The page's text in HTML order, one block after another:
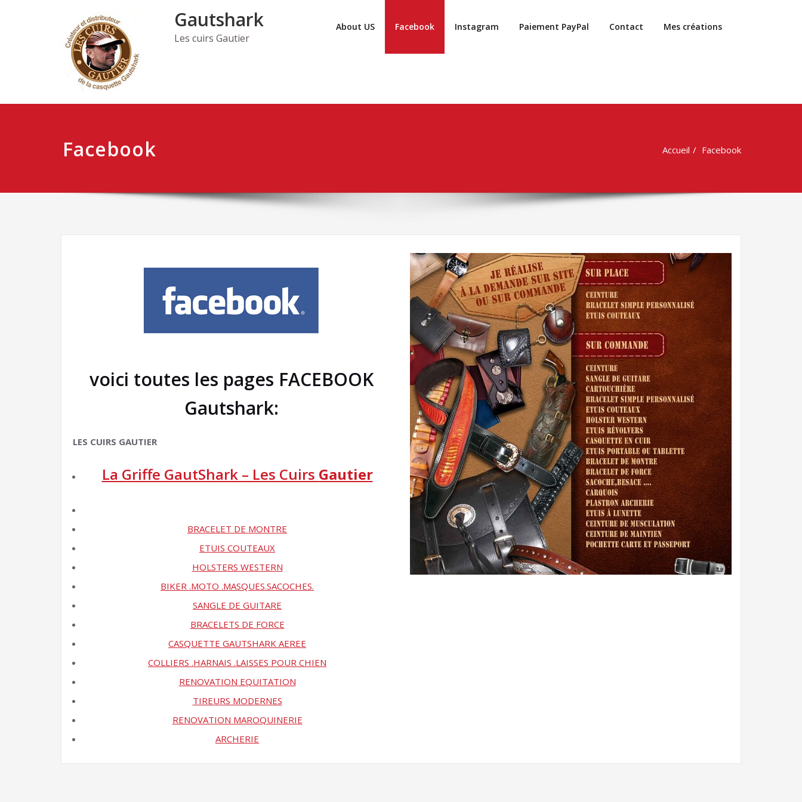
Gautshark
Les cuirs Gautier
About US Facebook Instagram Paiement PayPal Contact Mes créations
Facebook Accueil Facebook
voici toutes les pages FACEBOOK
Gautshark:
LES CUIRS GAUTIER
La Griffe GautShark – Les Cuirs Gautier
BRACELET DE MONTRE
ETUIS COUTEAUX
HOLSTERS WESTERN
BIKER .MOTO .MASQUES.SACOCHES.
SANGLE DE GUITARE
BRACELETS DE FORCE
CASQUETTE GAUTSHARK AEREE
COLLIERS .HARNAIS .LAISSES POUR CHIEN
RENOVATION EQUITATION
TIREURS MODERNES
RENOVATION MAROQUINERIE
ARCHERIE